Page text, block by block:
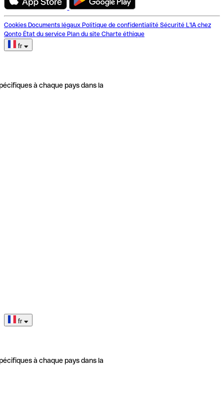
Cookies Documents légaux Politique de confidentialité Sécurité L'IA chez
Qonto État du service Plan du site Charte éthique
fr
à chaque pays dans la
fr
à chaque pays dans la